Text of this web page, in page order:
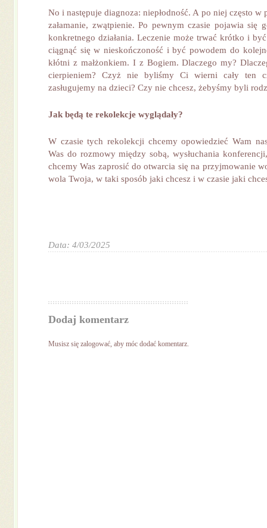
No i następuje diagnoza: niepłodność. A po niej często
załamanie, zwątpienie. Po pewnym czasie pojawia się
konkretnego działania. Leczenie może trwać krótko i
ciągnąć się w nieskończoność i być powodem do
kłótni z małżonkiem. I z Bogiem. Dlaczego my?
cierpieniem? Czyż nie byliśmy Ci wierni cały ten
zasługujemy na dzieci? Czy nie chcesz, żebyśmy byli
Jak będą te rekolekcje wyglądały?
W czasie tych rekolekcji chcemy opowiedzieć Wam
Was do rozmowy między sobą, wysłuchania
chcemy Was zaprosić do otwarcia się na przyjmowanie
wola Twoja, w taki sposób jaki chcesz i w czasie jaki
Data: 4/03/2025
Dodaj komentarz
Musisz się zalogować , aby móc dodać komentarz.